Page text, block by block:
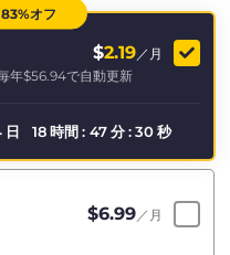
オフ
$2.19 ／月
年$56.94で自動更新
日 18 時間 : 47 分 : 30 秒
$6.99 ／月